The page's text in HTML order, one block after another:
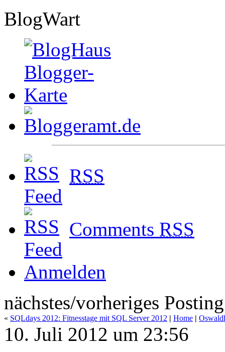
BlogWart
RSS
Comments RSS
Anmelden
nächstes/vorheriges Posting
« SQLdays 2012: Fitnesstage mit SQL Server 2012 | Home |
10. Juli 2012 um 23:56